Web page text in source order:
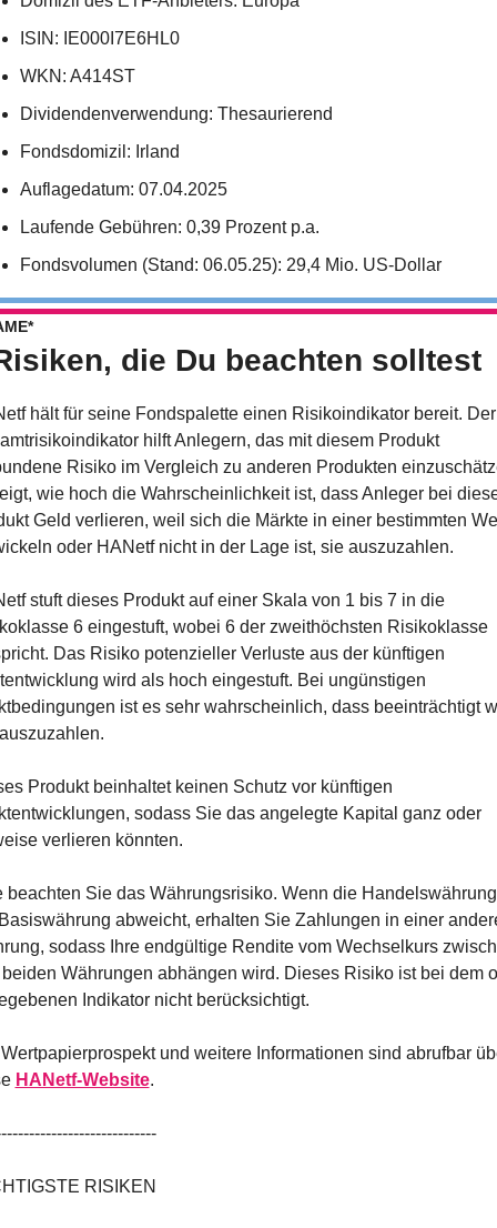
ISIN: IE000I7E6HL0
WKN: A414ST
Dividendenverwendung: Thesaurierend
Fondsdomizil: Irland
Auflagedatum: 07.04.2025
Laufende Gebühren: 0,39 Prozent p.a.
Fondsvolumen (Stand: 06.05.25): 29,4 Mio. US-Dollar
die Du beachten solltest
hält für seine Fondspalette einen Risikoindikator bereit. Der
hilft Anlegern, das mit diesem Produkt
Risiko im Vergleich zu anderen Produkten
wie hoch die Wahrscheinlichkeit ist, dass Anleger bei
Geld verlieren, weil sich die Märkte in einer bestimmten
oder HANetf nicht in der Lage ist, sie auszuzahlen.
stuft dieses Produkt auf einer Skala von 1 bis 7 in die
6 eingestuft, wobei 6 der zweithöchsten Risikoklasse
Das Risiko potenzieller Verluste aus der künftigen
wird als hoch eingestuft. Bei ungünstigen
ist es sehr wahrscheinlich, dass beeinträchtigt
Produkt beinhaltet keinen Schutz vor künftigen
sodass Sie das angelegte Kapital ganz oder
verlieren könnten.
beachten Sie das Währungsrisiko. Wenn die
abweicht, erhalten Sie Zahlungen in einer
sodass Ihre endgültige Rendite vom Wechselkurs
Währungen abhängen wird. Dieses Risiko ist bei dem
Indikator nicht berücksichtigt.
und weitere Informationen sind abrufbar
HANetf-Website.
RISIKEN